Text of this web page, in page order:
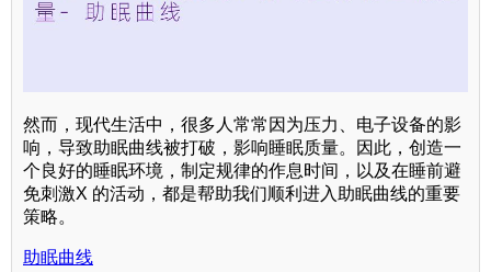
然而，现代生活中，很多人常常因为压力、电子设备的影
响，导致助眠曲线被打破，影响睡眠质量。因此，创造一
个良好的睡眠环境，制定规律的作息时间，以及在睡前避
免刺激X 的活动，都是帮助我们顺利进入助眠曲线的重要
策略。
助眠曲线